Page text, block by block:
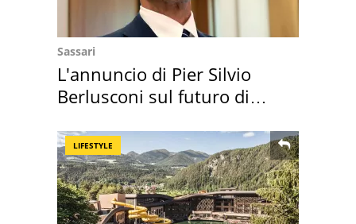
Sassari
L'annuncio di Pier Silvio
Berlusconi sul futuro di
LIFESTYLE